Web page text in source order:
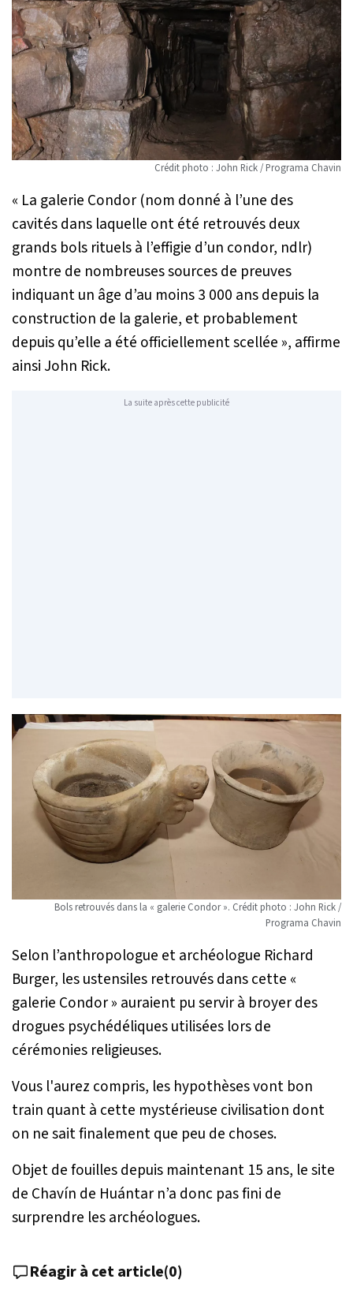
Crédit photo : John Rick / Programa Chavin
« La galerie Condor (nom donné à l’une des
cavités dans laquelle ont été retrouvés deux
grands bols rituels à l’effigie d’un condor, ndlr)
montre de nombreuses sources de preuves
indiquant un âge d’au moins 3 000 ans depuis la
construction de la galerie, et probablement
depuis qu’elle a été officiellement scellée », affirme
ainsi John Rick.
La suite après cette publicité
Bols retrouvés dans la « galerie Condor ». Crédit photo : John Rick /
Programa Chavin
Selon l’anthropologue et archéologue Richard
Burger, les ustensiles retrouvés dans cette «
galerie Condor » auraient pu servir à broyer des
drogues psychédéliques utilisées lors de
cérémonies religieuses.
Vous l'aurez compris, les hypothèses vont bon
train quant à cette mystérieuse civilisation dont
on ne sait finalement que peu de choses.
Objet de fouilles depuis maintenant 15 ans, le site
de Chavín de Huántar n’a donc pas fini de
surprendre les archéologues.
Réagir à cet article(0)